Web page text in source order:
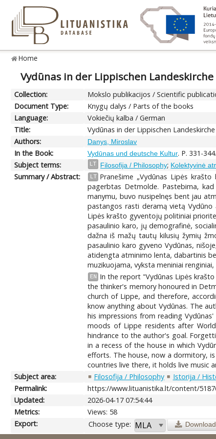
Home
Vydūnas in der Lippischen Landeskirche
Collection:
Mokslo publikacijos / Scientific
Document Type:
Knygų dalys / Parts of the books
Language:
Vokiečių kalba / German
Title:
Vydūnas in der Lippischen Landeskirche
Authors:
Danys, Miroslav
In the Book: Vydūnas und deutsche Kultur. P. 331-
Subject terms:
LT Filosofija / Philosophy; Kolektyvinė
Summary / Abstract: LT Pranešime „Vydūnas Lipės
pagerbtas Detmolde. Pastebima,
manymu, buvo nusipelnęs bent jau
pastangos rasti deramą vietą Vydūno
Lipės krašto gyventojų politiniai
pasaulinio karo, jų demografinė,
dažna iš mažų tautų kilusių žymių
pasaulinio karo gyveno Vydūnas,
atidengta atminimo lenta, dabartinis
muzikuojama, vyksta meniniai
EN
In the report "Vydūnas Lipės
the thinker's memory honoured in
church of Lippe, and therefore,
know anything about Vydūnas. The
his impressions from reading
moods of Lippe residents after
hindrance to the author's goal.
in a recess of the house in which
efforts. The house, now a dormitory,
countries live there, it holds live music
Subject area:
Filosofija / Philosophy Istorija /
Permalink:
https://www.lituanistika.lt/content/
Updated:
2026-04-17 07:54:44
Metrics:
Views: 58
Export:
Choose type: Download